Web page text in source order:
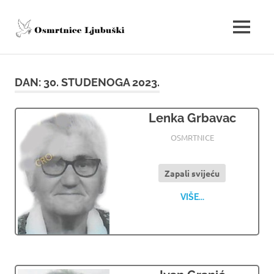
content
Ljubuški
MENU
DAN: 30. STUDENOGA 2023.
Lenka Grbavac
30.11.2023
OSMRTNICE LJUBUSKI
OSMRTNICE
Zapali svijeću
VIŠE...